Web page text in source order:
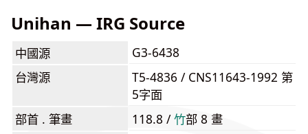
Unihan — IRG Source
中國源
G3-6438
台灣源
T5-4836 / CNS11643-1992 第
5字面
部首 . 筆畫
118.8 /⽵部 8 畫